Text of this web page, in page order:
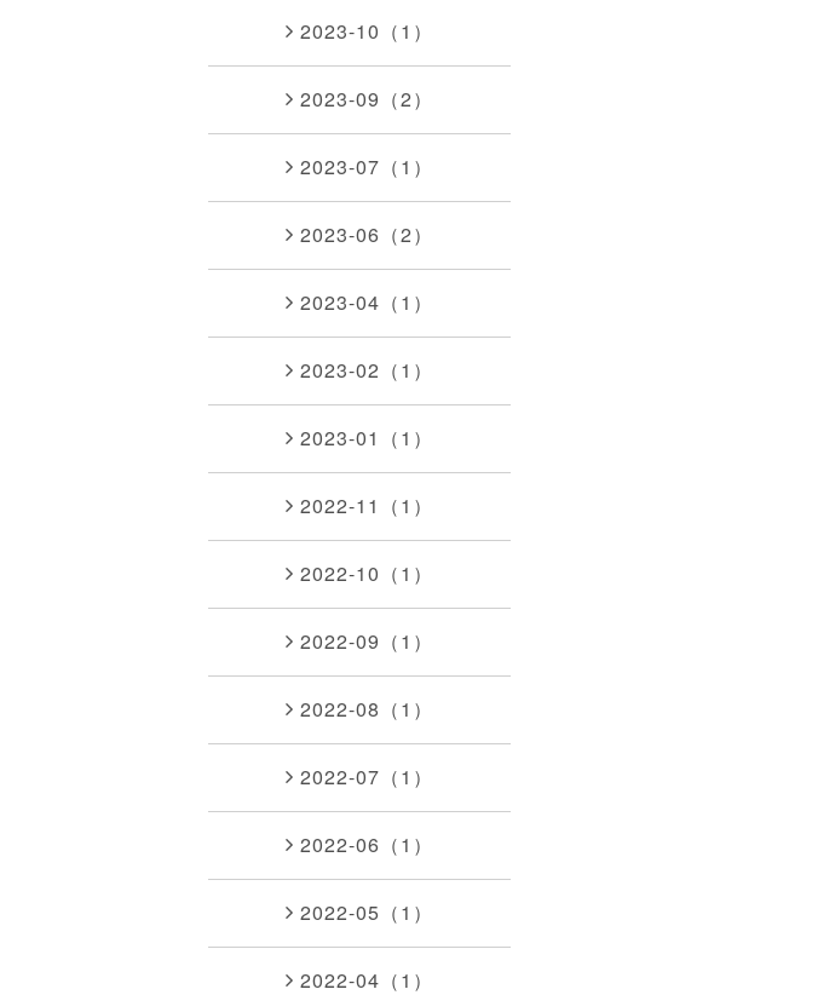
2023-10（1）
2023-09（2）
2023-07（1）
2023-06（2）
2023-04（1）
2023-02（1）
2023-01（1）
2022-11（1）
2022-10（1）
2022-09（1）
2022-08（1）
2022-07（1）
2022-06（1）
2022-05（1）
2022-04（1）